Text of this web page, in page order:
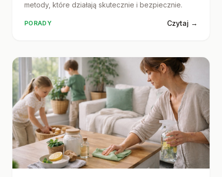
metody, które działają skutecznie i bezpiecznie.
PORADY Czytaj →